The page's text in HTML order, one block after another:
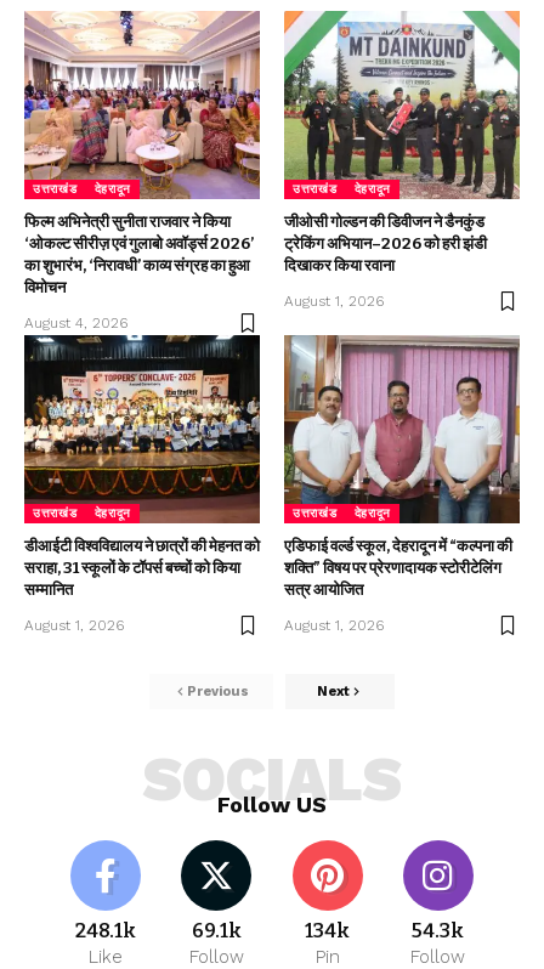
उत्तराखंड देहरादून
फिल्म अभिनेत्री सुनीता राजवार ने किया
‘ओकल्ट सीरीज़ एवं गुलाबो अवॉर्ड्स 2026’
का शुभारंभ, ‘निरावधी’ काव्य संग्रह का हुआ
विमोचन
August 4, 2026
उत्तराखंड देहरादून
जीओसी गोल्डन की डिवीजन ने डैनकुंड
ट्रेकिंग अभियान–2026 को हरी झंडी
दिखाकर किया रवाना
August 1, 2026
उत्तराखंड देहरादून
डीआईटी विश्वविद्यालय ने छात्रों की मेहनत को
सराहा, 31 स्कूलों के टॉपर्स बच्चों को किया
सम्मानित
August 1, 2026
उत्तराखंड देहरादून
एडिफाई वर्ल्ड स्कूल, देहरादून में “कल्पना की
शक्ति” विषय पर प्रेरणादायक स्टोरीटेलिंग
सत्र आयोजित
August 1, 2026
Previous Next
Follow US
SOCIALS
248.1k
Like
69.1k
Follow
134k
Pin
54.3k
Follow